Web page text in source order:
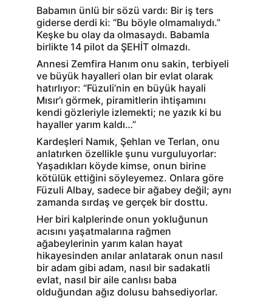
Babamın ünlü bir sözü vardı: Bir iş ters
giderse derdi ki: “Bu böyle olmamalıydı.”
Keşke bu olay da olmasaydı. Babamla
birlikte 14 pilot da ŞEHİT olmazdı.
Annesi Zemfira Hanım onu sakin, terbiyeli
ve büyük hayalleri olan bir evlat olarak
hatırlıyor: “Füzuli’nin en büyük hayali
Mısır’ı görmek, piramitlerin ihtişamını
kendi gözleriyle izlemekti; ne yazık ki bu
hayaller yarım kaldı…”
Kardeşleri Namık, Şehlan ve Terlan, onu
anlatırken özellikle şunu vurguluyorlar:
Yaşadıkları köyde kimse, onun birine
kötülük ettiğini söyleyemez. Onlara göre
Füzuli Albay, sadece bir ağabey değil; aynı
zamanda sırdaş ve gerçek bir dosttu.
Her biri kalplerinde onun yokluğunun
acısını yaşatmalarına rağmen
ağabeylerinin yarım kalan hayat
hikayesinden anılar anlatarak onun nasıl
bir adam gibi adam, nasıl bir sadakatli
evlat, nasıl bir aile canlısı baba
olduğundan ağız dolusu bahsediyorlar.